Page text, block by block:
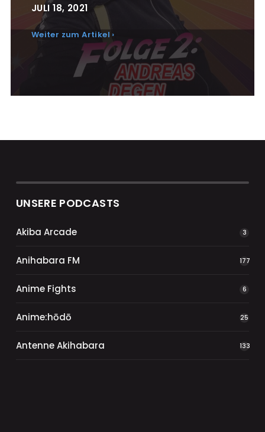
JULI 18, 2021
Weiter zum Artikel ›
UNSERE PODCASTS
Akiba Arcade 3
Anihabara FM 177
Anime Fights 6
Anime:hōdō 25
Antenne Akihabara 133